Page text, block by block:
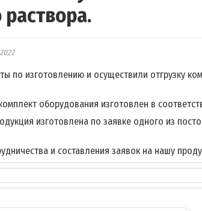
по изготовлению и осуществили отгрузку
оборудования изготовлен в
изготовлена по заявке одного из
и составления заявок на нашу